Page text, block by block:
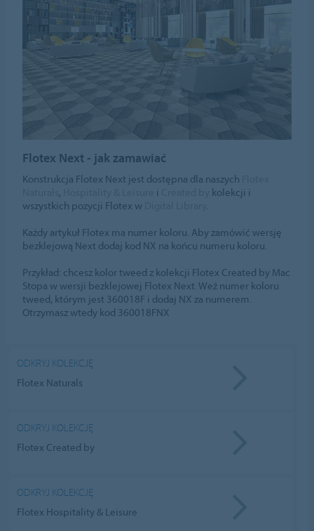
Flotex Next - jak zamawiać
Konstrukcja Flotex Next jest dostępna dla naszych
, i
kolekcji i
wszystkich pozycji Flotex w
.
Każdy artykuł Flotex ma numer koloru. Aby zamówić wersję
bezklejową Next dodaj kod NX na końcu numeru koloru.
Przykład: chcesz kolor tweed z kolekcji Flotex Created by Mac
Stopa w wersji bezklejowej Flotex Next. Weź numer koloru
tweed, którym jest 360018F i dodaj NX za numerem.
Otrzymasz wtedy kod 360018FNX
ODKRYJ KOLEKCJĘ
Flotex Naturals
ODKRYJ KOLEKCJĘ
Flotex Created by
ODKRYJ KOLEKCJĘ
Flotex Hospitality & Leisure